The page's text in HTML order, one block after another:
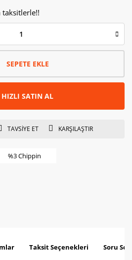
taksitlerle!!
SEPETE EKLE
HIZLI SATIN AL
TAVSİYE ET KARŞILAŞTIR
%3 Chippin
Taksit Seçenekleri Soru